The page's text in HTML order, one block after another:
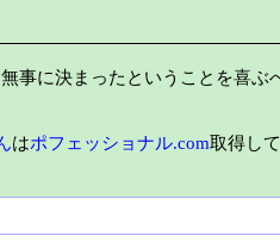
に決まったということを喜ぶ
はポフェッショナル.com取得し